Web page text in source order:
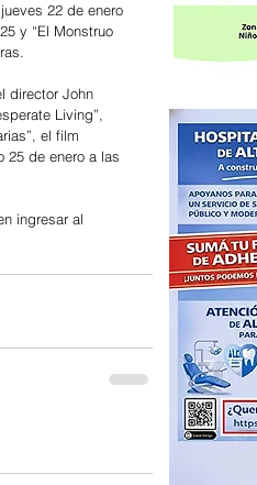
22 de enero
y “El Monstruo
director John
Living”,
el film
25 de enero a las
ingresar al